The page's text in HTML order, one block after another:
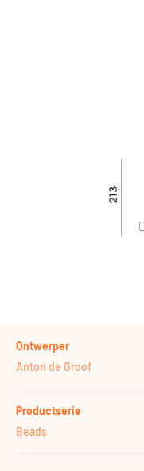
Ontwerper
Anton de Groof
Productserie
Beads